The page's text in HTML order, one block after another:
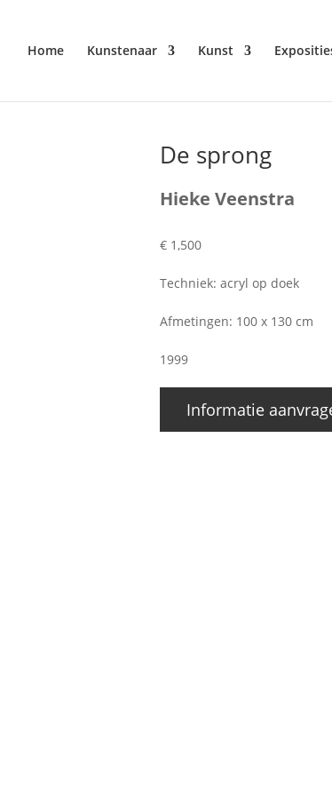
Home Kunstenaar Kunst
De sprong
Hieke Veenstra
€ 1,500
Techniek: acryl op doek
Afmetingen: 100 x 130 cm
1999
Informatie